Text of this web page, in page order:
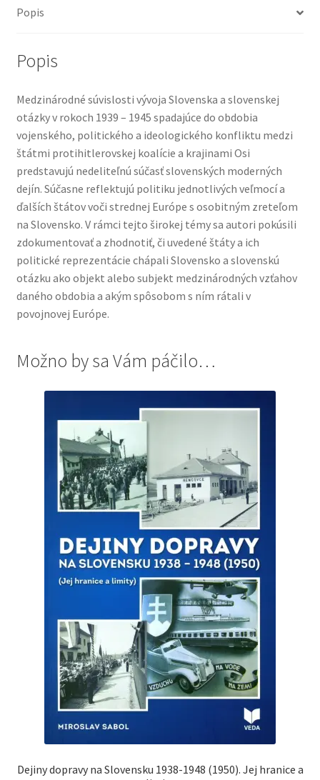
Popis
Popis
Medzinárodné súvislosti vývoja Slovenska a slovenskej
otázky v rokoch 1939 – 1945 spadajúce do obdobia
vojenského, politického a ideologického konfliktu medzi
štátmi protihitlerovskej koalície a krajinami Osi
predstavujú nedeliteľnú súčasť slovenských moderných
dejín. Súčasne reflektujú politiku jednotlivých veľmocí a
ďalších štátov voči strednej Európe s osobitným zreteľom
na Slovensko. V rámci tejto širokej témy sa autori pokúsili
zdokumentovať a zhodnotiť, či uvedené štáty a ich
politické reprezentácie chápali Slovensko a slovenskú
otázku ako objekt alebo subjekt medzinárodných vzťahov
daného obdobia a akým spôsobom s ním rátali v
povojnovej Európe.
Možno by sa Vám páčilo…
Dejiny dopravy na Slovensku 1938-1948 (1950). Jej hranice a